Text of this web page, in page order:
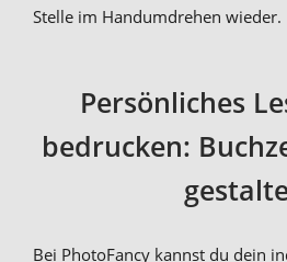
Stelle im Handumdrehen wieder.
Persönliches
bedrucken:
Bei PhotoFancy kannst du dein